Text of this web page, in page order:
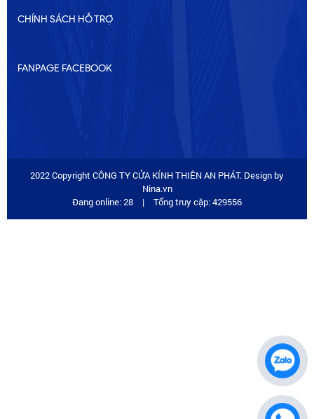
CHÍNH SÁCH HỖ TRỢ
FANPAGE FACEBOOK
2022 Copyright CÔNG TY CỬA KÍNH THIÊN AN PHÁT. Design by
Nina.vn
Đang online: 28
| Tổng truy cập: 429556